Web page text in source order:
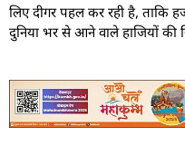
लिए दीगर पहल कर रही है,
दुनिया भर से आने वाले हाजियों की